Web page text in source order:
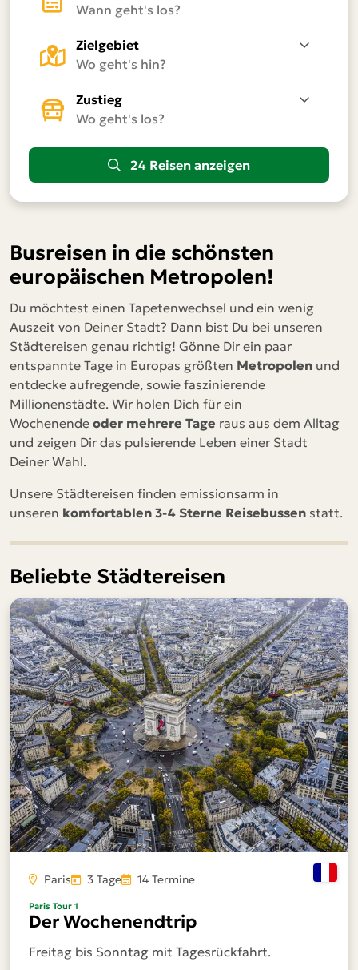
Zielgebiet
Zustieg
Frankfurt am Main / Flughafen
Hamburg
Hannover
Heilbronn
Karlsruhe
Köln/Bonn Flughafen
Magdeburg
Montabaur bei Koblenz
München
Münster
Nürnberg
Osnabrück
Saarbrücken
Stuttgart - Flughafen
Ulm
Würzburg
24 Reisen anzeigen
Busreisen in die schönsten
europäischen Metropolen!
Du möchtest einen Tapetenwechsel und ein wenig
Auszeit von Deiner Stadt? Dann bist Du bei unseren
Städtereisen genau richtig! Gönne Dir ein paar
entspannte Tage in Europas größten Metropolen und
entdecke aufregende, sowie faszinierende
Millionenstädte. Wir holen Dich für ein
Wochenende oder mehrere Tage raus aus dem Alltag
und zeigen Dir das pulsierende Leben einer Stadt
Deiner Wahl.
Unsere Städtereisen finden emissionsarm in
unseren komfortablen 3-4 Sterne Reisebussen statt.
Beliebte Städtereisen
Paris 3 Tage 14 Termine
Paris Tour 1
Der Wochenendtrip
Freitag bis Sonntag mit Tagesrückfahrt.